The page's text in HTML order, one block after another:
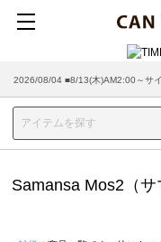
2026/08/04 ■8/13(木)AM2:00～サ
Samansa Mos2（